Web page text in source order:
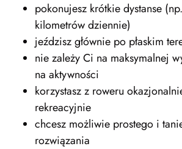
pokonujesz krótkie dystanse
kilometrów dziennie)
jeździsz głównie po płaskim
nie zależy Ci na maksymalnej
na aktywności
korzystasz z roweru
rekreacyjnie
chcesz możliwie prostego i
rozwiązania